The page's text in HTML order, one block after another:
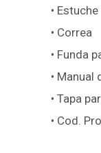
•
• Correa
• Funda
• Manual
• Tapa
• Cod.